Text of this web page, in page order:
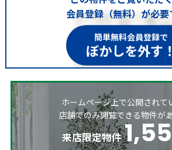
会員登録（無料）が必要
簡単無料会員登録で
ぼかしを外す！
ホームページ上で公開されて
店舗でのみ閲覧できる物件が
来店限定物件